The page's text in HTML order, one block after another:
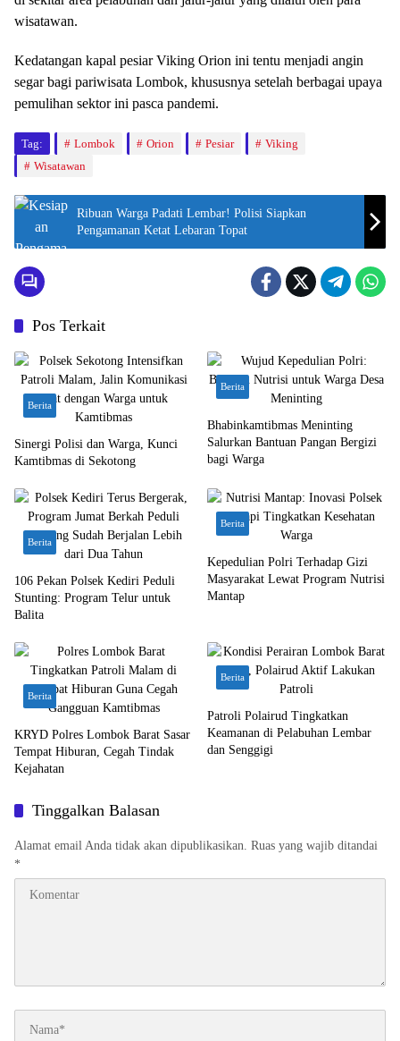
wisatawan.
Kedatangan kapal pesiar Viking Orion ini tentu menjadi angin
segar bagi pariwisata Lombok, khususnya setelah berbagai upaya
pemulihan sektor ini pasca pandemi.
Tag: Lombok Orion Pesiar
Viking
Wisatawan
Ribuan Warga Padati Lembar! Polisi Siapkan
Pengamanan Ketat Lebaran Topat
Pos Terkait
Berita
Sinergi Polisi dan Warga, Kunci
Kamtibmas di Sekotong
Berita
Bhabinkamtibmas Meninting
Salurkan Bantuan Pangan Bergizi
bagi Warga
Berita
106 Pekan Polsek Kediri Peduli
Stunting: Program Telur untuk
Balita
Berita
Kepedulian Polri Terhadap Gizi
Masyarakat Lewat Program Nutrisi
Mantap
Berita
KRYD Polres Lombok Barat Sasar
Tempat Hiburan, Cegah Tindak
Kejahatan
Berita
Patroli Polairud Tingkatkan
Keamanan di Pelabuhan Lembar
dan Senggigi
Tinggalkan Balasan
Alamat email Anda tidak akan dipublikasikan. Ruas yang wajib ditandai
*